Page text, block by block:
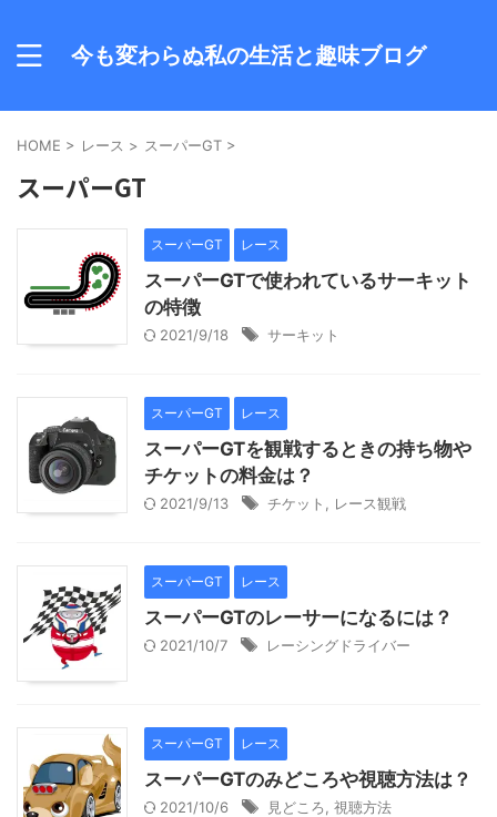
今も変わらぬ私の生活と趣味ブログ
HOME > レース > スーパーGT >
スーパーGT
スーパーGT レース
スーパーGTで使われているサーキット
の特徴
2021/9/18 サーキット
スーパーGT レース
スーパーGTを観戦するときの持ち物や
チケットの料金は？
2021/9/13 チケット レース観戦
スーパーGT レース
スーパーGTのレーサーになるには？
2021/10/7 レーシングドライバー
スーパーGT レース
スーパーGTのみどころや視聴方法は？
2021/10/6 見どころ 視聴方法